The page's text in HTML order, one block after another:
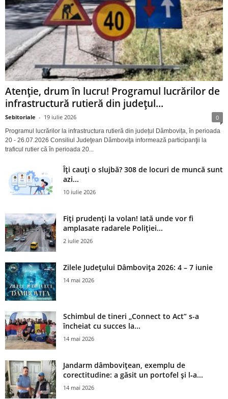
Atenție, drum în lucru! Programul lucrărilor de
infrastructură rutieră din județul...
Sebitoriale - 19 iulie 2026 0
Programul lucrărilor la infrastructura rutieră din județul Dâmbovița, în perioada
20 - 26.07.2026 Consiliul Judeţean Dâmboviţa informează participanţii la
traficul rutier că în perioada 20...
Îți cauți o slujbă? 308 de locuri de muncă sunt
azi...
10 iulie 2026
Fiți prudenți la volan! Iată unde vor fi
amplasate radarele Poliției...
2 iulie 2026
Zilele Județului Dâmbovița 2026: 4 – 7 iunie
14 mai 2026
Schimbul de tineri „Connect to Act” s-a
încheiat cu succes la...
14 mai 2026
Jandarm dâmbovițean, exemplu de
corectitudine: a găsit un portofel și l‑a...
14 mai 2026